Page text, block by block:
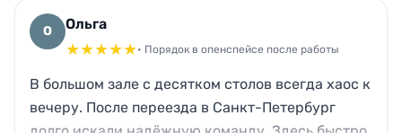
и чётко, как мы любим.
О Ольга
★★★★★• Порядок в опенспейсе после работы
В большом зале с десятком столов всегда хаос к
вечеру. После переезда в Санкт-Петербург